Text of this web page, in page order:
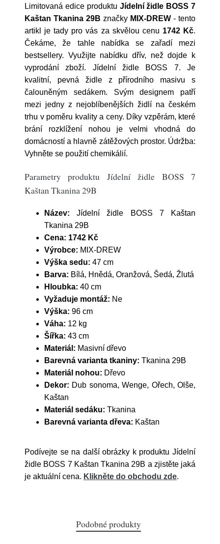
Limitovaná edice produktu Jídelní židle BOSS 7
Kaštan Tkanina 29B značky MIX-DREW - tento
artikl je tady pro vás za skvělou cenu 1742 Kč.
Čekáme, že tahle nabídka se zařadí mezi
bestsellery. Využijte nabídku dřív, než dojde k
vyprodání zboží. Jídelní židle BOSS 7. Je
kvalitní, pevná židle z přírodního masivu s
čalouněným sedákem. Svým designem patří
mezi jedny z nejoblíbenějších židlí na českém
trhu v poměru kvality a ceny. Díky vzpěrám, které
brání rozklížení nohou je velmi vhodná do
domácností a hlavně zátěžových prostor. Údržba:
Vyhněte se použití chemikálií.
Parametry produktu Jídelní židle BOSS 7
Kaštan Tkanina 29B
Název: Jídelní židle BOSS 7 Kaštan
Tkanina 29B
Cena: 1742 Kč
Výrobce: MIX-DREW
Výška sedu: 47 cm
Barva: Bílá, Hnědá, Oranžová, Šedá, Žlutá
Hloubka: 40 cm
Vyžaduje montáž: Ne
Výška: 96 cm
Váha: 12 kg
Šířka: 43 cm
Materiál: Masivní dřevo
Barevná varianta tkaniny: Tkanina 29B
Materiál nohou: Dřevo
Dekor: Dub sonoma, Wenge, Ořech, Olše,
Kaštan
Materiál sedáku: Tkanina
Barevná varianta dřeva: Kaštan
Podívejte se na další obrázky k produktu Jídelní
židle BOSS 7 Kaštan Tkanina 29B a zjistěte jaká
je aktuální cena. Klikněte do obchodu zde.
Podobné produkty